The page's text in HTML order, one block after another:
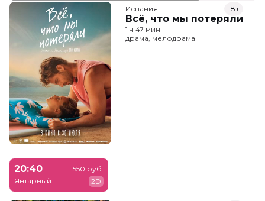
Испания
Всё, что мы потеряли
18+
1 ч 47 мин
драма, мелодрама
20:40
Янтарный
550 руб.
2D